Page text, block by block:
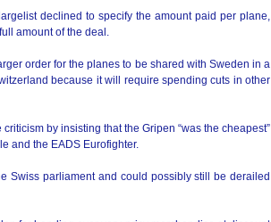
declined to specify the amount paid per plane,
amount of the deal.
order for the planes to be shared with Sweden in a
because it will require spending cuts in other
by insisting that the Gripen “was the cheapest”
and the EADS Eurofighter.
Swiss parliament and could possibly still be derailed